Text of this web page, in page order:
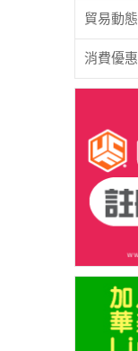
貿易動態
消費優惠